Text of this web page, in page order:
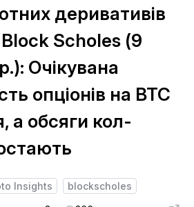
деривативів
Scholes (9
Очікувана
опціонів на BTC
а обсяги кол-
Insights
blockscholes